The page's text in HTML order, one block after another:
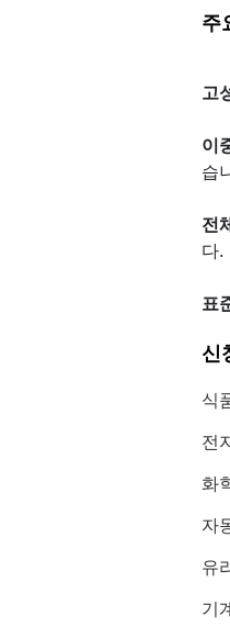
주
고
이
습
전
다.
표
신
식
전
화
자
유
기